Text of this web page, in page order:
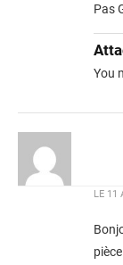
Pas
You
LE 11